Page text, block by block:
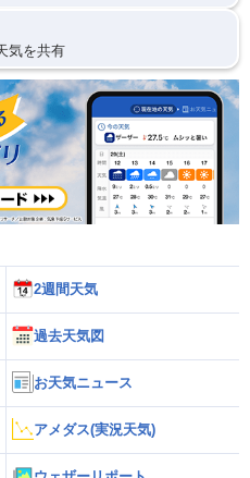
気を共有
2週間天気
過去天気図
お天気ニュース
アメダス(実況天気)